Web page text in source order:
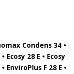
Condens 34 •
Ecosy 28 E • Ecosy
EnviroPlus F 28 E •